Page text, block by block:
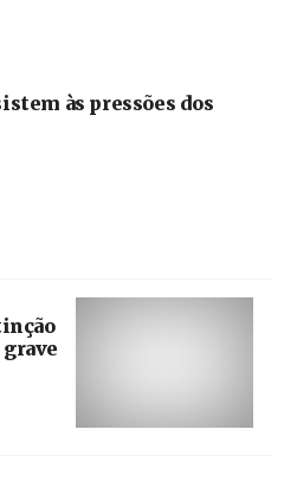
às pressões dos